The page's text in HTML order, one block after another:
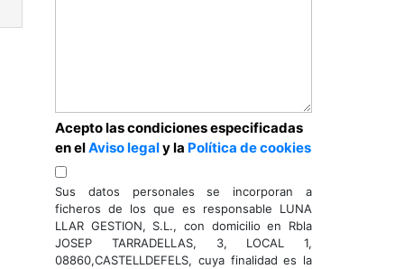
Acepto las condiciones especificadas
en elAviso legaly la Política de cookies
Sus datos personales se incorporan a
ficheros de los que es responsable LUNA
LLAR GESTION, S.L., con domicilio en Rbla
JOSEP TARRADELLAS, 3, LOCAL 1,
08860,CASTELLDEFELS, cuya finalidad es la